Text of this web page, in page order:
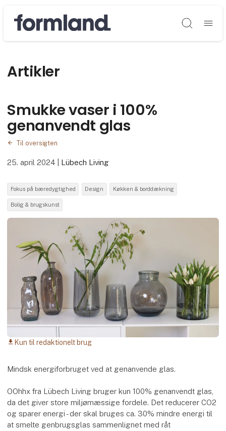
Søg
Artikler
Smukke vaser i 100%
genanvendt glas
Til oversigten
25. april 2024 Lübech Living
Fokus på bæredygtighed Design Køkken & borddækning
Bolig & brugskunst
download Kun til redaktionelt brug
Mindsk energiforbruget ved at genanvende glas.
OOhhx fra Lübech Living bruger kun 100% genanvendt glas,
da det giver store miljømæssige fordele. Det reducerer CO2
og sparer energi - der skal bruges ca. 30% mindre energi til
at smelte genbrugsglas sammenlignet med råt